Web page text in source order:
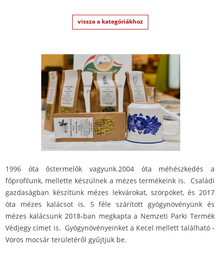
vissza a kategóriákhoz
1996 óta őstermelők vagyunk.2004 óta méhészkedés a
főprofilunk, mellette készülnek a mézes termékeink is. Családi
gazdaságban készítünk mézes lekvárokat, szörpöket, és 2017
óta mézes kalácsot is. 5 féle szárított gyógynövényünk és
mézes kalácsunk 2018-ban megkapta a Nemzeti Parki Termék
Védjegy címet is. Gyógynövényeinket a Kecel mellett található -
Vörös mocsár területéről gyűjtjük be.